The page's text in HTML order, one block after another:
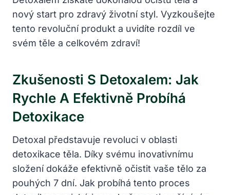
nový start pro zdravý životní styl. Vyzkoušejte
tento revoluční produkt a uvidíte rozdíl ve
svém těle a celkovém zdraví!
Zkušenosti S Detoxalem: Jak
Rychle A Efektivně Probíhá
Detoxikace
Detoxal představuje revoluci v oblasti
detoxikace těla. Díky svému inovativnímu
složení dokáže efektivně očistit vaše tělo za
pouhých 7 dní. Jak probíhá tento proces